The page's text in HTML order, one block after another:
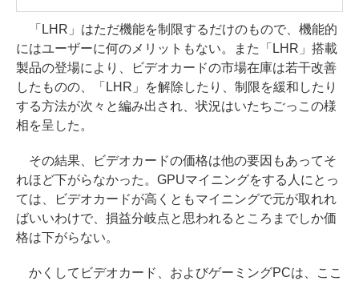
「LHR」はただ機能を制限するだけのもので、機能的
にはユーザーに何のメリットもない。また「LHR」搭載
製品の登場により、ビデオカードの市場在庫は若干改善
したものの、「LHR」を解除したり、制限を緩和したり
する方法が次々と編み出され、状況はいたちごっこの様
相を呈した。
その結果、ビデオカードの価格は他の要因もあってそ
れほど下がらなかった。GPUマイニングをする人にとっ
ては、ビデオカードが高くともマイニングで元が取れれ
ばいいわけで、損益分岐点と思われるところまでしか価
格は下がらない。
かくしてビデオカード、およびゲーミングPCは、ここ